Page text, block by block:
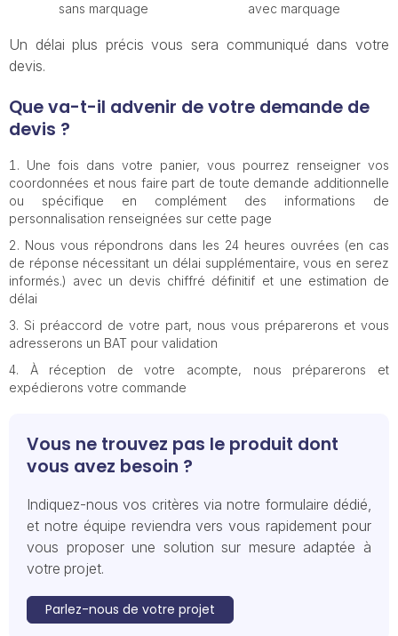
sans marquage avec marquage
Un délai plus précis vous sera communiqué dans votre
devis.
Que va-t-il advenir de votre demande de
devis ?
Une fois dans votre panier, vous pourrez renseigner vos
coordonnées et nous faire part de toute demande additionnelle
ou spécifique en complément des informations de
personnalisation renseignées sur cette page
Nous vous répondrons dans les 24 heures ouvrées (en cas
de réponse nécessitant un délai supplémentaire, vous en serez
informés.) avec un devis chiffré définitif et une estimation de
délai
Si préaccord de votre part, nous vous préparerons et vous
adresserons un BAT pour validation
À réception de votre acompte, nous préparerons et
expédierons votre commande
Vous ne trouvez pas le produit dont
vous avez besoin ?
Indiquez-nous vos critères via notre formulaire dédié,
et notre équipe reviendra vers vous rapidement pour
vous proposer une solution sur mesure adaptée à
votre projet.
Parlez-nous de votre projet